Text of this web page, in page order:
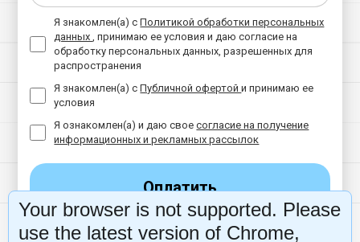
Я знакомлен(а) сПолитикой обработки персональных
данных, принимаю ее условия и даю согласие на
обработку персональных данных, разрешенных для
распространения
Я знакомлен(а) сПубличной офертойи принимаю ее
условия
Я ознакомлен(а) и даю своесогласие на получение
информационных и рекламных рассылок
Оплатить
ПРИМЕНИТЬ ПРОМОКОД
Your browser is not supported. Please
use the latest version of Chrome,